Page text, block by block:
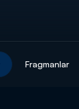
Fragmanlar